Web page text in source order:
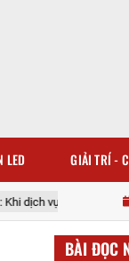
LED GIẢI TRÍ -
tới những cánh đồng
BÀI ĐỌC